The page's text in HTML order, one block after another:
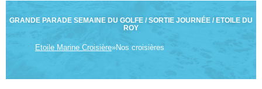
GRANDE PARADE SEMAINE DU GOLFE / SORTIE JOURNÉE / ETOILE DU
ROY
Etoile Marine Croisière»Nos croisières